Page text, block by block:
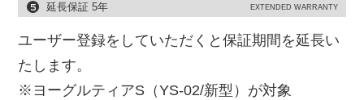
延長保証 5年 EXTENDED WARRANTY
ユーザー登録をしていただくと保証期間を延長い
たします。
※ヨーグルティアS（YS-02/新型）が対象